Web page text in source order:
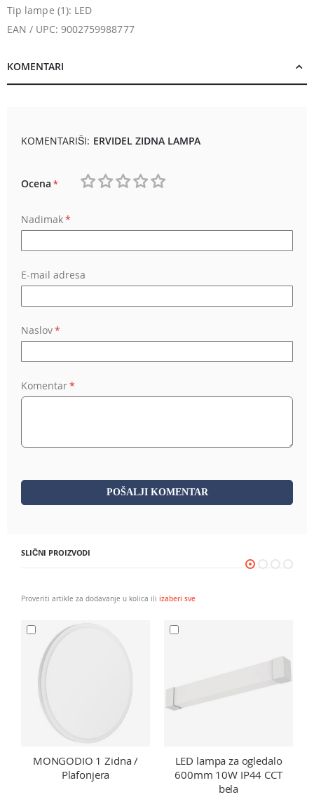
Tip lampe (1): LED
EAN / UPC: 9002759988777
KOMENTARI
KOMENTARIŠI: ERVIDEL ZIDNA LAMPA
Ocena
Nadimak
E-mail adresa
Naslov
Komentar
POŠALJI KOMENTAR
SLIČNI PROIZVODI
Proveriti artikle za dodavanje u kolica ili izaberi sve
MONGODIO 1 Zidna /
Plafonjera
LED lampa za ogledalo
600mm 10W IP44 CCT
bela